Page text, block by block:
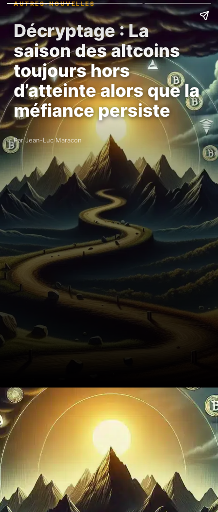
AUTRES-NOUVELLES
Décryptage : La
saison des altcoins
toujours hors
d’atteinte alors que la
méfiance persiste
Par Jean-Luc Maracon